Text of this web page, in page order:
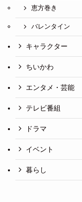
恵方巻き
バレンタイン
キャラクター
ちいかわ
エンタメ・芸能
テレビ番組
ドラマ
イベント
暮らし